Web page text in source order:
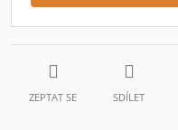
ZEPTAT SE SDÍLET